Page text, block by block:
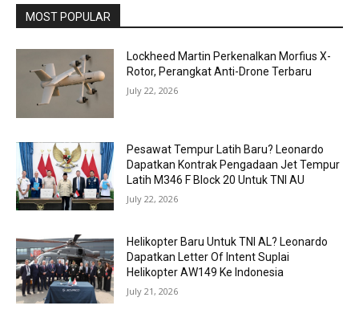
MOST POPULAR
Lockheed Martin Perkenalkan Morfius X-
Rotor, Perangkat Anti-Drone Terbaru
July 22, 2026
Pesawat Tempur Latih Baru? Leonardo
Dapatkan Kontrak Pengadaan Jet Tempur
Latih M346 F Block 20 Untuk TNI AU
July 22, 2026
Helikopter Baru Untuk TNI AL? Leonardo
Dapatkan Letter Of Intent Suplai
Helikopter AW149 Ke Indonesia
July 21, 2026